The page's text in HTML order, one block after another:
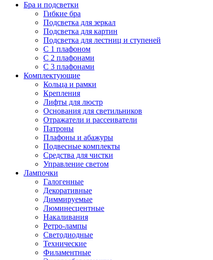
Бра и подсветки
Гибкие бра
Подсветка для зеркал
Подсветка для картин
Подсветка для лестниц и ступеней
С 1 плафоном
С 2 плафонами
С 3 плафонами
Комплектующие
Кольца и рамки
Крепления
Лифты для люстр
Основания для светильников
Отражатели и рассеиватели
Патроны
Плафоны и абажуры
Подвесные комплекты
Средства для чистки
Управление светом
Лампочки
Галогенные
Декоративные
Диммируемые
Люминесцентные
Накаливания
Ретро-лампы
Светодиодные
Технические
Филаментные